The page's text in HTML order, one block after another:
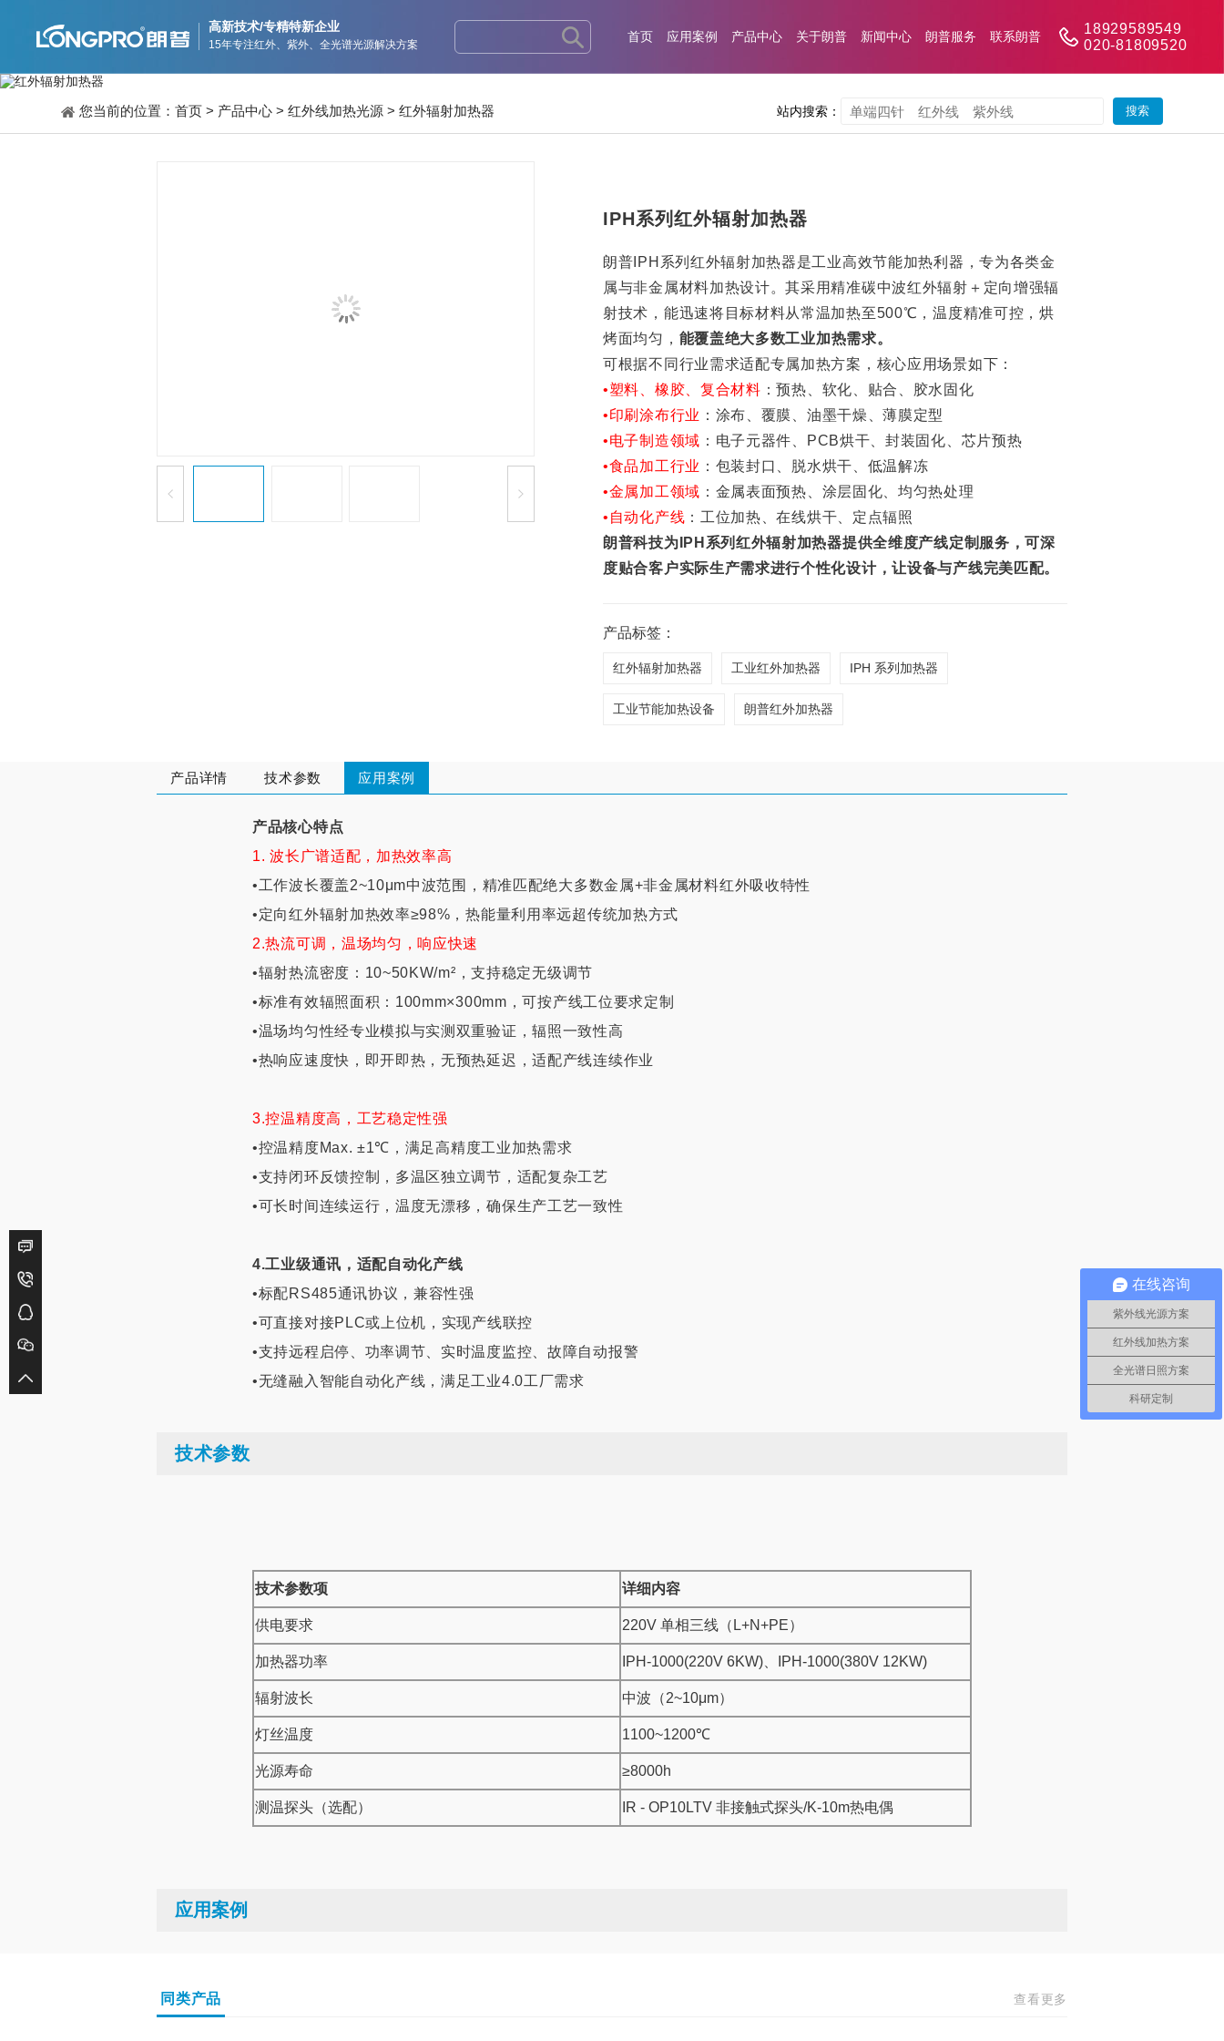
高新技术/专精特新企业
15年专注红外、紫外、全光谱光源解决方案
首页 应用案例 产品中心 关于朗普 新闻中心 朗普服务 联系朗普
18929589549
020-81809520
站内搜索：
您当前的位置：首页 > 产品中心 >红外线加热光源 >红外辐射加热器
IPH系列红外辐射加热器
朗普IPH系列红外辐射加热器是工业高效节能加热利器 ，专为各类金
属与非金属材料加热设计。其采用精准碳中波红外辐射＋定向增强辐
射技术，能迅速将目标材料从常温加热至500℃，温度精准可控，烘
烤面均匀， 能覆盖绝大多数工业加热需求。
可根据不同行业需求适配专属加热方案，核心应用场景如下：
•塑料、橡胶、复合材料 ：预热、软化、贴合、胶水固化
•印刷涂布行业 ：涂布、覆膜、油墨干燥、薄膜定型
•电子制造领域 ：电子元器件、PCB烘干、封装固化、芯片预热
•食品加工行业 ：包装封口、脱水烘干、低温解冻
•金属加工领域 ：金属表面预热、涂层固化、均匀热处理
•自动化产线 ：工位加热、在线烘干、定点辐照
朗普科技为IPH系列红外辐射加热器提供全维度产线定制服务，可深
度贴合客户实际生产需求进行个性化设计，让设备与产线完美匹配。
产品标签：
红外辐射加热器 工业红外加热器 IPH 系列加热器
工业节能加热设备 朗普红外加热器
产品详情 技术参数 应用案例
产品核心特点
1. 波长广谱适配，加热效率高
•工作波长覆盖2~10μm中波范围，精准匹配绝大多数金属+非金属材料红外吸收特性
•定向红外辐射加热效率≥98%，热能量利用率远超传统加热方式
2.热流可调，温场均匀，响应快速
•辐射热流密度：10~50KW/m²，支持稳定无级调节
•标准有效辐照面积：100mm×300mm，可按产线工位要求定制
•温场均匀性经专业模拟与实测双重验证，辐照一致性高
•热响应速度快，即开即热，无预热延迟，适配产线连续作业
3.控温精度高，工艺稳定性强
•控温精度Max. ±1℃，满足高精度工业加热需求
•支持闭环反馈控制，多温区独立调节，适配复杂工艺
•可长时间连续运行，温度无漂移，确保生产工艺一致性
4.工业级通讯，适配自动化产线
•标配RS485通讯协议，兼容性强
•可直接对接PLC或上位机，实现产线联控
•支持远程启停、功率调节、实时温度监控、故障自动报警
•无缝融入智能自动化产线，满足工业4.0工厂需求
技术参数
技术参数项 详细内容
供电要求 220V 单相三线（L+N+PE）
加热器功率 IPH-1000(220V 6KW)、IPH-1000(380V 12KW)
辐射波长 中波（2~10μm）
灯丝温度 1100~1200℃
光源寿命 ≥8000h
测温探头（选配） IR - OP10LTV 非接触式探头/K-10m热电偶
应用案例
同类产品 查看更多
在线咨询
紫外线光源方案
红外线加热方案
全光谱日照方案
科研定制